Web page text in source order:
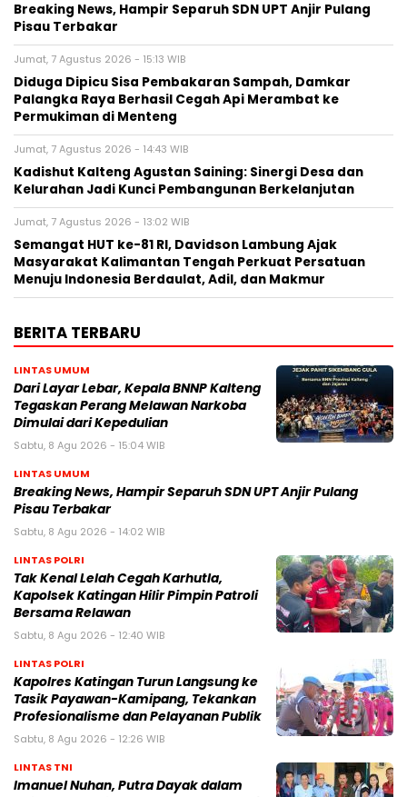
Breaking News, Hampir Separuh SDN UPT Anjir Pulang
Pisau Terbakar
Jumat, 7 Agustus 2026 - 15:13 WIB
Diduga Dipicu Sisa Pembakaran Sampah, Damkar
Palangka Raya Berhasil Cegah Api Merambat ke
Permukiman di Menteng
Jumat, 7 Agustus 2026 - 14:43 WIB
Kadishut Kalteng Agustan Saining: Sinergi Desa dan
Kelurahan Jadi Kunci Pembangunan Berkelanjutan
Jumat, 7 Agustus 2026 - 13:02 WIB
Semangat HUT ke-81 RI, Davidson Lambung Ajak
Masyarakat Kalimantan Tengah Perkuat Persatuan
Menuju Indonesia Berdaulat, Adil, dan Makmur
BERITA TERBARU
LINTAS UMUM
Dari Layar Lebar, Kepala BNNP Kalteng
Tegaskan Perang Melawan Narkoba
Dimulai dari Kepedulian
Sabtu, 8 Agu 2026 - 15:04 WIB
LINTAS UMUM
Breaking News, Hampir Separuh SDN UPT Anjir Pulang
Pisau Terbakar
Sabtu, 8 Agu 2026 - 14:02 WIB
LINTAS POLRI
Tak Kenal Lelah Cegah Karhutla,
Kapolsek Katingan Hilir Pimpin Patroli
Bersama Relawan
Sabtu, 8 Agu 2026 - 12:40 WIB
LINTAS POLRI
Kapolres Katingan Turun Langsung ke
Tasik Payawan-Kamipang, Tekankan
Profesionalisme dan Pelayanan Publik
Sabtu, 8 Agu 2026 - 12:26 WIB
LINTAS TNI
Imanuel Nuhan, Putra Dayak dalam